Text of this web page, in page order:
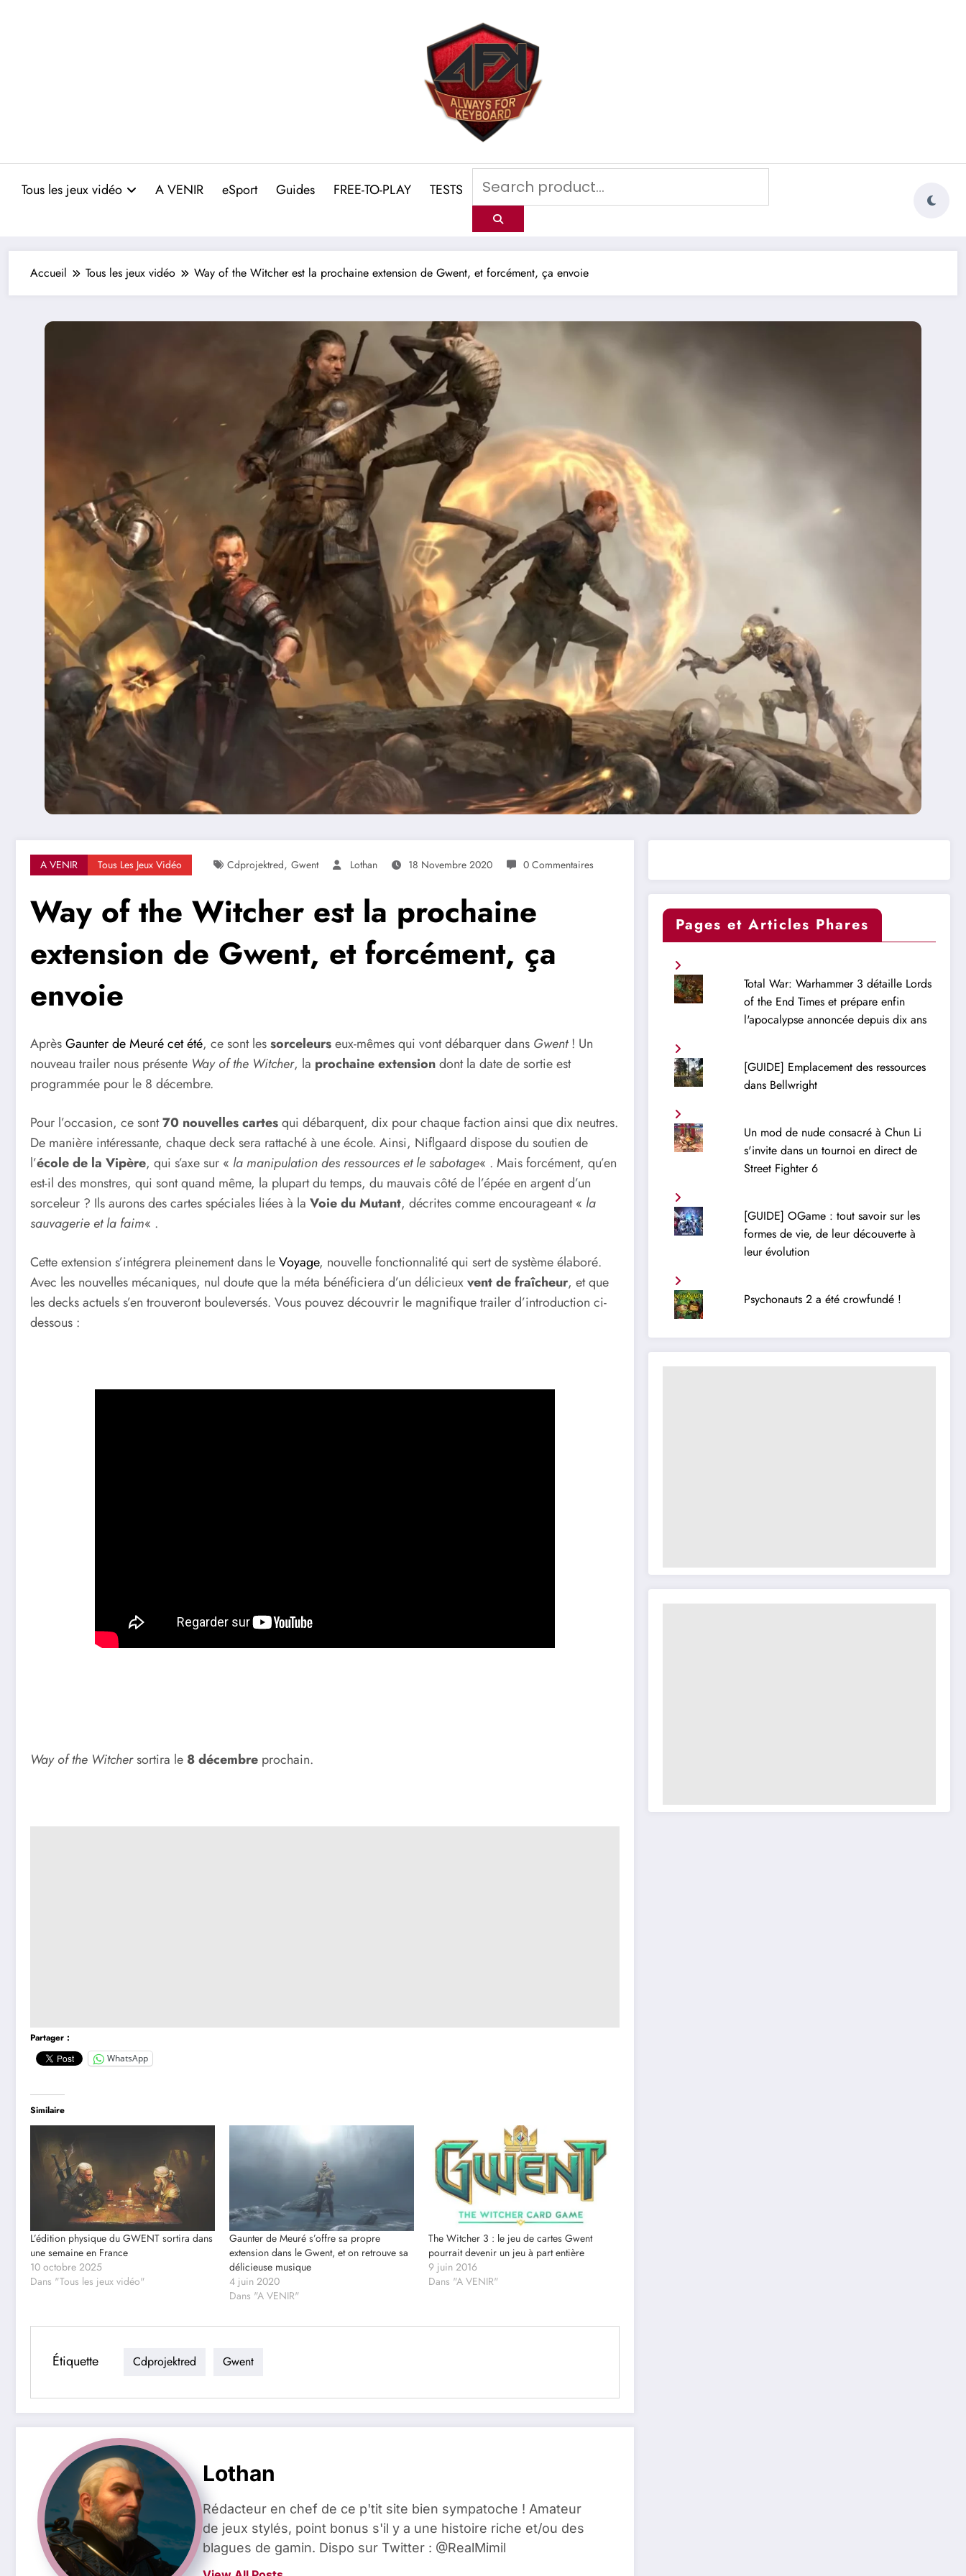
Tous les jeux vidéo A VENIR eSport Guides FREE-TO-PLAY TESTS
Accueil Tous les jeux vidéo Way of the Witcher est la prochaine extension de Gwent, et forcément, ça envoie
A VENIR Tous Les Jeux Vidéo Cdprojektred, Gwent Lothan 18 Novembre 2020 0 Commentaires
Way of the Witcher est la prochaine
extension de Gwent, et forcément, ça
envoie
AprèsGaunter de Meuré cet été, ce sont lessorceleurseux-mêmes qui vont débarquer dans Gwent! Un
nouveau trailer nous présente Way of the Witcher, la prochaine extensiondont la date de sortie est
programmée pour le 8 décembre.
Pour l’occasion, ce sont70 nouvelles cartesqui débarquent, dix pour chaque faction ainsi que dix neutres.
De manière intéressante, chaque deck sera rattaché à une école. Ainsi, Niflgaard dispose du soutien de
l’école de la Vipère, qui s’axe sur « la manipulation des ressources et le sabotage« . Mais forcément, qu’en
est-il des monstres, qui sont quand même, la plupart du temps, du mauvais côté de l’épée en argent d’un
sorceleur ? Ils aurons des cartes spéciales liées à la Voie du Mutant, décrites comme encourageant « la
sauvagerie et la faim« .
Cette extension s’intégrera pleinement dans leVoyage, nouvelle fonctionnalité qui sert de système élaboré.
Avec les nouvelles mécaniques, nul doute que la méta bénéficiera d’un délicieuxvent de fraîcheur, et que
les decks actuels s’en trouveront bouleversés. Vous pouvez découvrir le magnifique trailer d’introduction ci-
dessous :
Way of the Witchersortira le 8 décembre prochain.
Partager :
WhatsApp
Similaire
L’édition physique du GWENT sortira dans
une semaine en France
10 octobre 2025
Dans "Tous les jeux vidéo"
Gaunter de Meuré s’offre sa propre
extension dans le Gwent, et on retrouve sa
délicieuse musique
4 juin 2020
Dans "A VENIR"
The Witcher 3 : le jeu de cartes Gwent
pourrait devenir un jeu à part entière
9 juin 2016
Dans "A VENIR"
Étiquette Cdprojektred Gwent
Lothan
Rédacteur en chef de ce p'tit site bien sympatoche ! Amateur
de jeux stylés, point bonus s'il y a une histoire riche et/ou des
blagues de gamin. Dispo sur Twitter : @RealMimil
Pages et Articles Phares
Total War: Warhammer 3 détaille Lords
of the End Times et prépare enfin
l'apocalypse annoncée depuis dix ans
[GUIDE] Emplacement des ressources
dans Bellwright
Un mod de nude consacré à Chun Li
s'invite dans un tournoi en direct de
Street Fighter 6
[GUIDE] OGame : tout savoir sur les
formes de vie, de leur découverte à
leur évolution
Psychonauts 2 a été crowfundé !